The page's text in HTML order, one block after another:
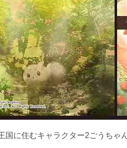
国に住むキャラクター2ごうちゃ